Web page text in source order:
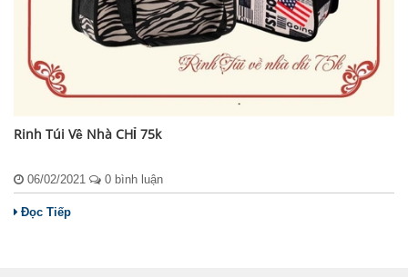
Rinh Túi Về Nhà CHỈ 75k
06/02/2021 0 bình luận
Đọc Tiếp